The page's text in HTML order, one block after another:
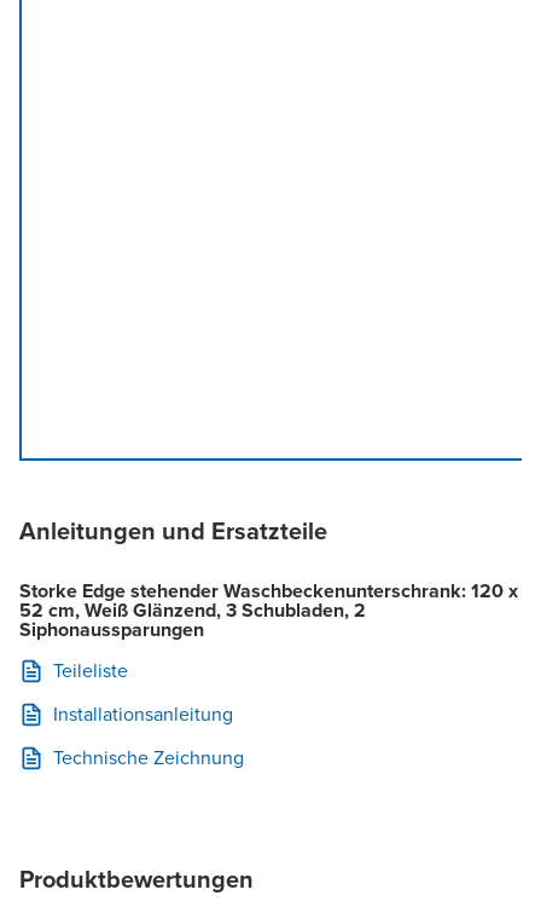
Anleitungen und Ersatzteile
Storke Edge stehender Waschbeckenunterschrank: 120 x
52 cm, Weiß Glänzend, 3 Schubladen, 2
Siphonaussparungen
Teileliste
Installationsanleitung
Technische Zeichnung
Produktbewertungen